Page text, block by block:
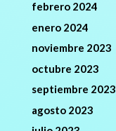
febrero 2024
enero 2024
noviembre 2023
octubre 2023
septiembre 2023
agosto 2023